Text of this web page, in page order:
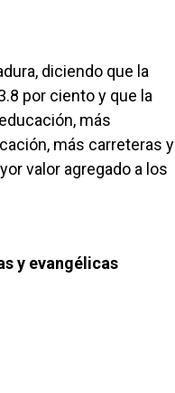
diciendo que la
por ciento y que la
más
más carreteras y
valor agregado a los
y evangélicas